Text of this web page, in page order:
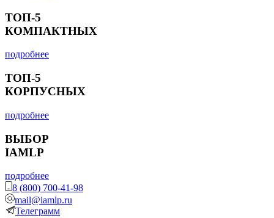
ТОП-5
КОМПАКТНЫХ
подробнее
ТОП-5
КОРПУСНЫХ
подробнее
ВЫБОР
IAMLP
подробнее
8 (800) 700-41-98
mail@iamlp.ru
Телеграмм